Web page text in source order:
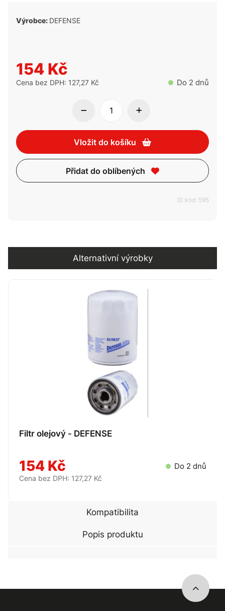
Výrobce: DEFENSE
154 Kč
Cena bez DPH: 127,27 Kč Do 2 dnů
Vložit do košíku
Přidat do oblíbených
ID kód: 595
Alternativní výrobky Kompatibilita
Alternativní výrobky
154 Kč Do 2 dnů
Cena bez DPH: 127,27 Kč
Kompatibilita
Popis produktu